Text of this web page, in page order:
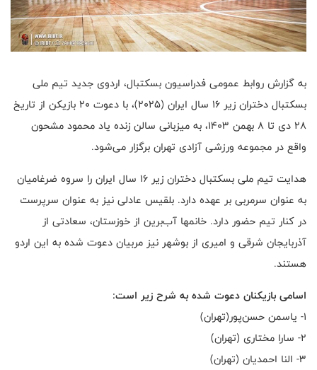
به گزارش روابط عمومی فدراسیون بسکتبال، اردوی جدید تیم ملی
بسکتبال دختران زیر ۱۶ سال ایران (۲۰۲۵)، با دعوت ۲۰ بازیکن از تاریخ
۲۸ دی تا ۸ بهمن ۱۴۰۳، به میزبانی سالن زنده یاد محمود مشحون
واقع در مجموعه ورزشی آزادی تهران برگزار می‌شود.
هدایت تیم ملی بسکتبال دختران زیر ۱۶ سال ایران را سروه ضرغامیان
به عنوان سرمربی بر عهده دارد. بلقیس عادلی نیز به عنوان سرپرست
در کنار تیم حضور دارد. خانمها آب‌برین از خوزستان، سعادتی از
آذربایجان شرقی و امیری از بوشهر نیز مربیان دعوت شده به این اردو
هستند.
اسامی بازیکنان دعوت شده به شرح زیر است:
۱- یاسمن حسن‌پور(تهران)
۲- سارا مختاری (تهران)
۳- النا احمدیان (تهران)